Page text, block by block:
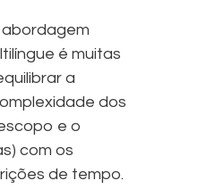
abordagem
é muitas
a
dos
e o
com os
de tempo.